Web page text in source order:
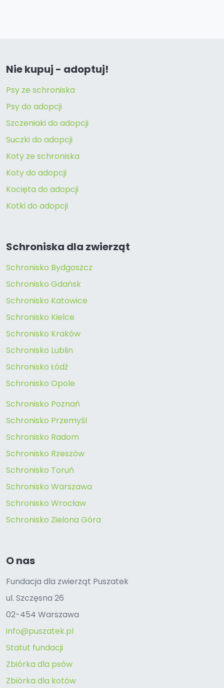
Nie kupuj - adoptuj!
Psy ze schroniska
Psy do adopcji
Szczeniaki do adopcji
Suczki do adopcji
Koty ze schroniska
Koty do adopcji
Kocięta do adopcji
Kotki do adopcji
Schroniska dla zwierząt
Schronisko Bydgoszcz
Schronisko Gdańsk
Schronisko Katowice
Schronisko Kielce
Schronisko Kraków
Schronisko Lublin
Schronisko Łódź
Schronisko Opole
Schronisko Poznań
Schronisko Przemyśl
Schronisko Radom
Schronisko Rzeszów
Schronisko Toruń
Schronisko Warszawa
Schronisko Wrocław
Schronisko Zielona Góra
O nas
Fundacja dla zwierząt Puszatek
ul. Szczęsna 26
02-454 Warszawa
info@puszatek.pl
Statut fundacji
Zbiórka dla psów
Zbiórka dla kotów